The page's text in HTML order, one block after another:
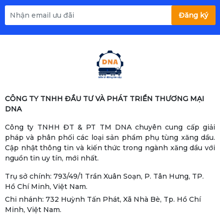
Đăng ký
CÔNG TY TNHH ĐẦU TƯ VÀ PHÁT TRIỂN THƯƠNG MẠI
DNA
Công ty TNHH ĐT & PT TM DNA chuyên cung cấp giải
pháp và phân phối các loại sản phẩm phụ tùng xăng dầu.
Cập nhật thông tin và kiến thức trong ngành xăng dầu với
nguồn tin uy tín, mới nhất.
Trụ sở chính: 793/49/1 Trần Xuân Soạn, P. Tân Hưng, TP.
Hồ Chí Minh, Việt Nam.
Chi nhánh: 732 Huỳnh Tấn Phát, Xã Nhà Bè, Tp. Hồ Chí
Minh, Việt Nam.